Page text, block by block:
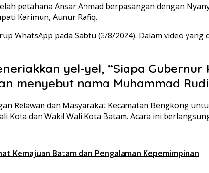
petahana Ansar Ahmad berpasangan dengan
Karimun, Aunur Rafiq.
WhatsApp pada Sabtu (3/8/2024). Dalam video
yel-yel, “Siapa Gubernur
menyebut nama Muhammad
Relawan dan Masyarakat Kecamatan Bengkong
Kota dan Wakil Wali Kota Batam. Acara ini
Kemajuan Batam dan Pengalaman Kepemimpinan